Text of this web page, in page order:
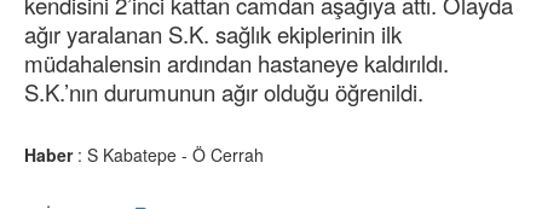
ağır yaralanan S.K. sağlık ekiplerinin ilk
müdahalensin ardından hastaneye kaldırıldı.
S.K.’nın durumunun ağır olduğu öğrenildi.
Haber: S Kabatepe - Ö Cerrah